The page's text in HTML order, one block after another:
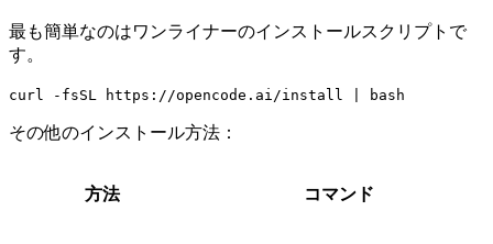
最も簡単なのはワンライナーのインストールスクリプトで
す。
curl -fsSL https://opencode.ai/install | bash
その他のインストール方法：
方法 コマンド